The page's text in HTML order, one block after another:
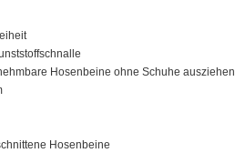
Hosenbeine ohne Schuhe ausziehen
Hosenbeine